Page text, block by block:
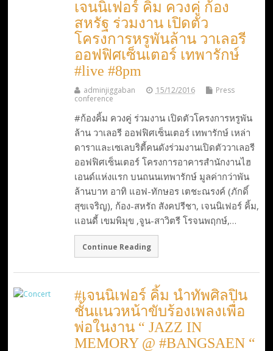
เจนนิเฟอร์ คิ้ม ควงคู่ ก้อง
สหรัฐ ร่วมงาน เปิดตัว
โครงการหรูพันล้าน วาเลอรี
ออฟฟิศเซ็นเตอร์ เทพารักษ์
#live #8pm
adminjiggaban 15/12/2016
Press
conference
#ก้องคิ้ม ควงคู่ ร่วมงาน เปิดตัวโครงการหรูพัน
ล้าน วาเลอรี ออฟฟิศเซ็นเตอร์ เทพารักษ์ เหล่า
ดาราและเซเลบริตี้คนดังร่วมงานเปิดตัววาเลอรี
ออฟฟิศเซ็นเตอร์ โครงการอาคารสำนักงานไฮ
เอนด์แห่งแรก บนถนนเทพารักษ์ มูลค่ากว่าพัน
ล้านบาท อาทิ แอฟ-ทักษอร เตชะณรงค์ (ภักดิ์
สุขเจริญ), ก้อง-สหรัถ สังคปรีชา, เจนนิเฟอร์ คิ้ม,
แอนดี้ เขมพิมุข ,จูน-สาวิตรี โรจนพฤกษ์,…
Continue Reading
#เจนนิเฟอร์ คิ้ม นำทัพศิลปิน
ชั้นแนวหน้าขับร้องเพลงเพื่อ
พ่อในงาน “ JAZZ IN
MEMORY @ #BANGSAEN “